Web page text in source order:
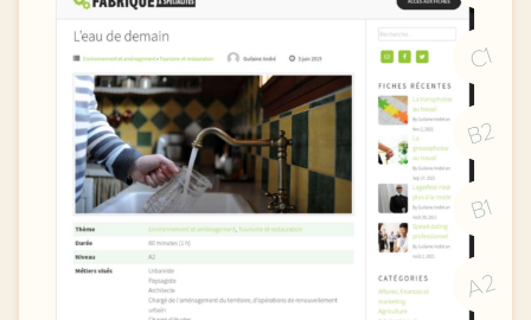
C1
B2
B1
A2